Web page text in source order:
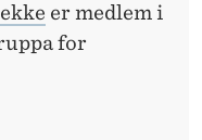
er medlem i
for